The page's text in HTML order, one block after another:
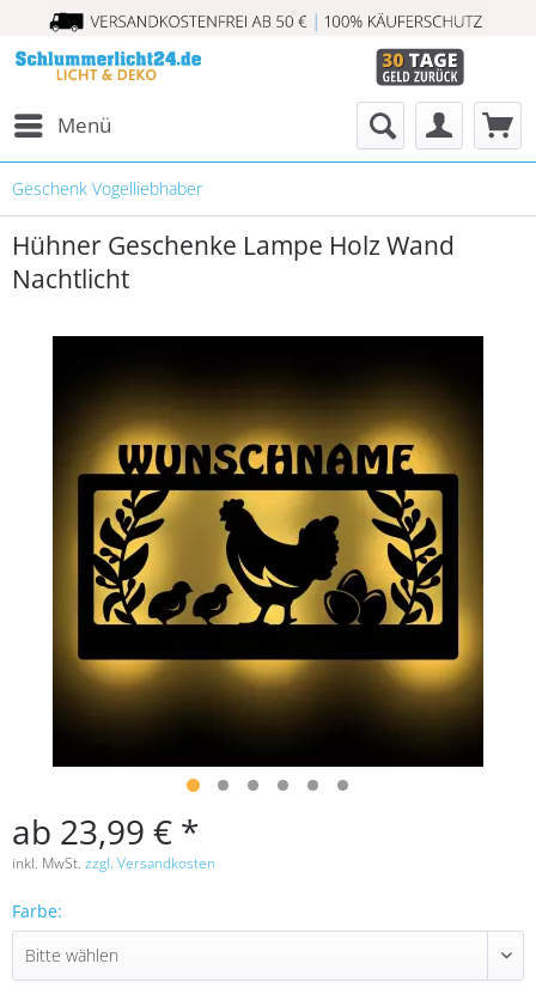
Menü
Geschenk Vogelliebhaber
Hühner Geschenke Lampe Holz Wand
Nachtlicht
ab 23,99 € *
inkl. MwSt. zzgl. Versandkosten
Farbe: